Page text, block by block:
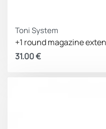
Toni System
+1 round magazine
31.00€